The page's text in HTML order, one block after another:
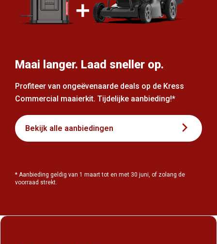
Maai langer. Laad sneller op.
Profiteer van ongeëvenaarde deals op de Kress
Commercial maaierkit. Tijdelijke aanbieding!*
Bekijk alle aanbiedingen
* Aanbieding geldig van 1 maart tot en met 30 juni, of zolang de
voorraad strekt.